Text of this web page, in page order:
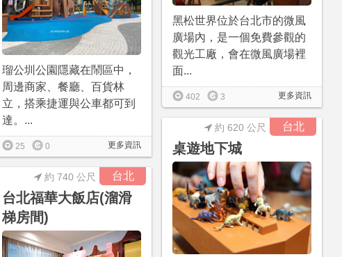
瑠公圳公園隱藏在鬧區中，
周邊商家、餐廳、百貨林
立，搭乘捷運與公車都可到
達。...
更多資訊
25 0
黑松世界位於台北市的微風
廣場內，是一個免費參觀的
觀光工廠，會在微風廣場裡
面...
更多資訊
402 3
台北
桌遊地下城
約 620 公尺
台北
台北福華大飯店(溜滑
梯房間)
約 740 公尺